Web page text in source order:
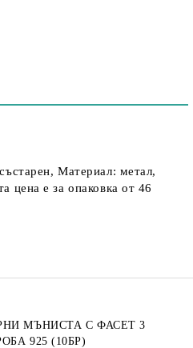
Материал: метал,
цена е за опаковка от 46
МЪНИСТА С ФАСЕТ 3
ММ, ПРОБА 925 (10БР)